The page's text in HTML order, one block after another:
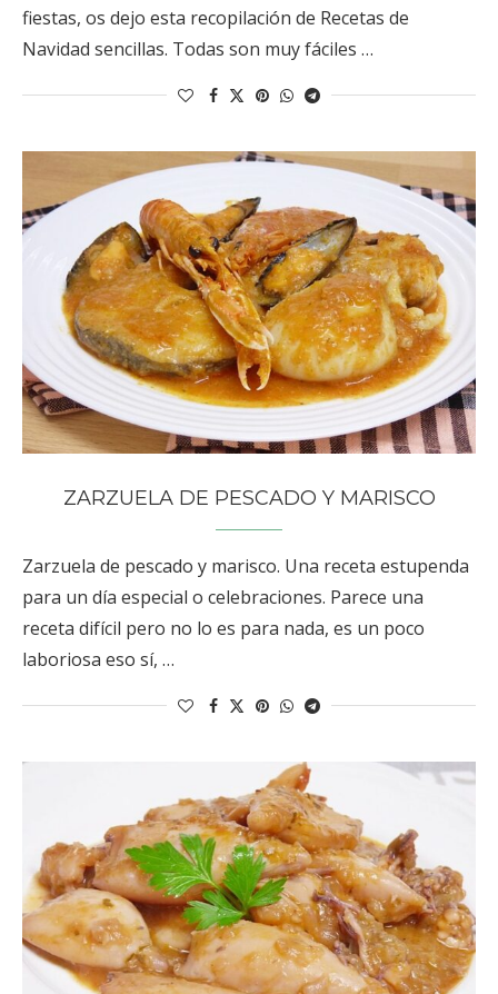
fiestas, os dejo esta recopilación de Recetas de
Navidad sencillas. Todas son muy fáciles …
ZARZUELA DE PESCADO Y MARISCO
Zarzuela de pescado y marisco. Una receta estupenda
para un día especial o celebraciones. Parece una
receta difícil pero no lo es para nada, es un poco
laboriosa eso sí, …